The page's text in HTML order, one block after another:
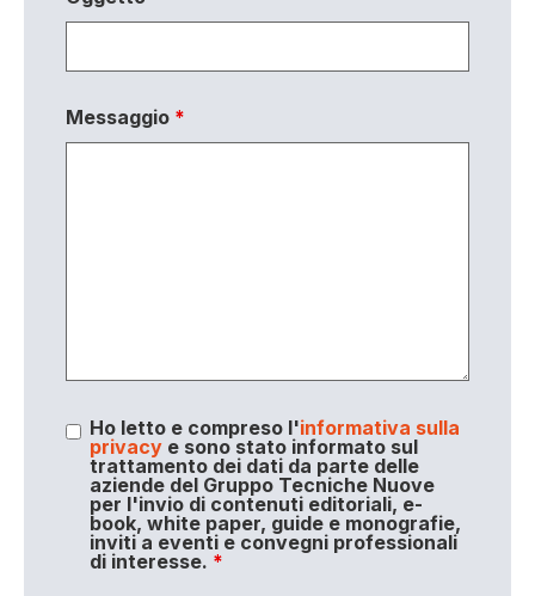
Messaggio *
Ho letto e compreso l'informativa sulla
privacye sono stato informato sul
trattamento dei dati da parte delle
aziende del Gruppo Tecniche Nuove
per l'invio di contenuti editoriali, e-
book, white paper, guide e monografie,
inviti a eventi e convegni professionali
di interesse. *